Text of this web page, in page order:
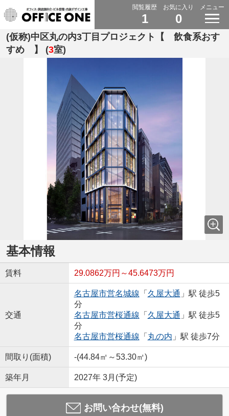
閲覧履歴
1
お気に入り
0
メニュー
(仮称)中区丸の内3丁目プロジェクト【 飲食系おす
すめ 】 (3室)
基本情報
賃料 29.0862万円～45.6473万円
交通
名古屋市営名城線 「 久屋大通 」駅 徒歩5
分
名古屋市営桜通線 「 久屋大通 」駅 徒歩5
分
名古屋市営桜通線 「 丸の内 」駅 徒歩7分
間取り(面積) -(44.84㎡～53.30㎡)
築年月 2027年 3月(予定)
お問い合わせ(無料)